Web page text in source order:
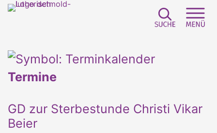
Termine
GD zur Sterbestunde Christi Vikar
Beier